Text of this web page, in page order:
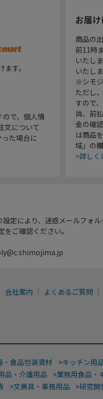
す。
で、個人情
文について
た場合に
お届
商品の
前11時
いたし
いたしま
※シモ
ただし
すので
尚、前
金の確
は商品
域」の
>詳しく
定により、迷惑メールフォ
ご確認ください。
会社案内 よくあるご質問
・食品包装資材 >キッチン用
品・介護用品 >業務用食品・
>文房具・事務用品 >研究開